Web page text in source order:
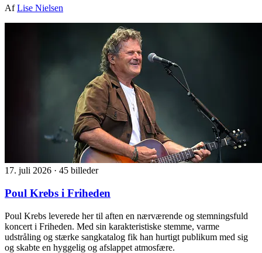
AfLise Nielsen
17. juli 2026 · 45 billeder
Poul Krebs i Friheden
Poul Krebs leverede her til aften en nærværende og stemningsfuld
koncert i Friheden. Med sin karakteristiske stemme, varme
udstråling og stærke sangkatalog fik han hurtigt publikum med sig
og skabte en hyggelig og afslappet atmosfære.